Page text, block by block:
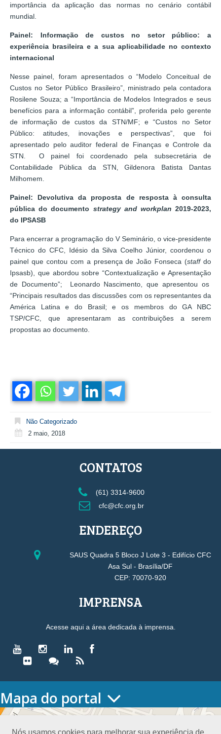
importância da aplicação das normas no cenário contábil
mundial.
Painel: Informação de custos no setor público: a
experiência brasileira e a sua aplicabilidade no contexto
internacional
Nesse painel, foram apresentados o “Modelo Conceitual de
Custos no Setor Público Brasileiro”, ministrado pela contadora
Rosilene Souza; a “Importância de Modelos Integrados e seus
benefícios para a informação contábil”, proferida pelo gerente
de informação de custos da STN/MF; e “Custos no Setor
Público: atitudes, inovações e perspectivas”, que foi
apresentado pelo auditor federal de Finanças e Controle da
STN. O painel foi coordenado pela subsecretária de
Contabilidade Pública da STN, Gildenora Batista Dantas
Milhomem.
Painel: Devolutiva da proposta de resposta à consulta
pública do documento strategy and workplan 2019-2023,
do IPSASB
Para encerrar a programação do V Seminário, o vice-presidente
Técnico do CFC, Idésio da Silva Coelho Júnior, coordenou o
painel que contou com a presença de João Fonseca (staffdo
Ipsasb), que abordou sobre “Contextualização e Apresentação
de Documento”; Leonardo Nascimento, que apresentou os
“Principais resultados das discussões com os representantes da
América Latina e do Brasil; e os membros do GA NBC
TSP/CFC, que apresentaram as contribuições a serem
propostas ao documento.
Não Categorizado
2 maio, 2018
Nós usamos cookies para melhorar sua experiência de
CONTATOS
(61) 3314-9600
cfc@cfc.org.br
ENDEREÇO
SAUS Quadra 5 Bloco J Lote 3 - Edifício CFC
Asa Sul - Brasília/DF
CEP: 70070-920
IMPRENSA
Acesse aqui a área dedicada à imprensa.
Mapa do portal
HOME